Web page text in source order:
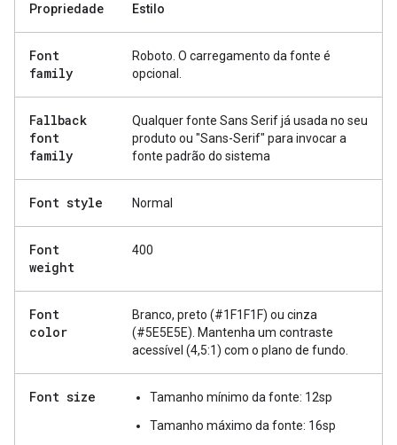
Propriedade Estilo
Font
family
Roboto. O carregamento da fonte é
opcional.
Fallback
font
family
Qualquer fonte Sans Serif já usada no seu
produto ou "Sans-Serif" para invocar a
fonte padrão do sistema
Font style Normal
Font
weight
400
Font
color
Branco, preto (#1F1F1F) ou cinza
(#5E5E5E). Mantenha um contraste
acessível (4,5:1) com o plano de fundo.
Font size
Tamanho mínimo da fonte: 12sp
Tamanho máximo da fonte: 16sp